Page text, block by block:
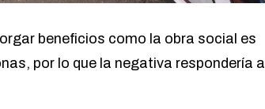
beneficios como la obra social es
por lo que la negativa respondería a